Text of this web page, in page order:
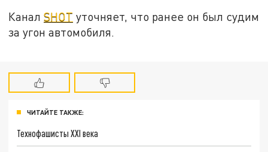
КаналSHOT уточняет, что ранее он был судим
за угон автомобиля.
ЧИТАЙТЕ ТАКЖЕ:
Технофашисты XXI века